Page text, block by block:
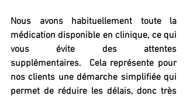
Nous avons habituellement toute la
médication disponible en clinique, ce qui
vous évite des attentes
supplémentaires.  Cela représente pour
nos clients une démarche simplifiée qui
permet de réduire les délais, donc très